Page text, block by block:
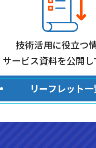
技術活用に役立つ
サービス資料を公開
リーフレット一